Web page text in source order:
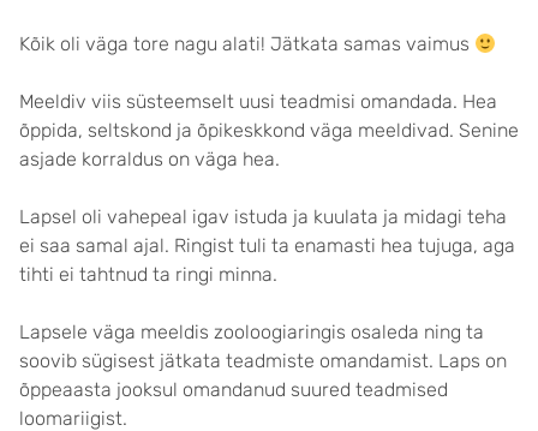
Kõik oli väga tore nagu alati! Jätkata samas vaimus
Meeldiv viis süsteemselt uusi teadmisi omandada. Hea
õppida, seltskond ja õpikeskkond väga meeldivad. Senine
asjade korraldus on väga hea.
Lapsel oli vahepeal igav istuda ja kuulata ja midagi teha
ei saa samal ajal. Ringist tuli ta enamasti hea tujuga, aga
tihti ei tahtnud ta ringi minna.
Lapsele väga meeldis zooloogiaringis osaleda ning ta
soovib sügisest jätkata teadmiste omandamist. Laps on
õppeaasta jooksul omandanud suured teadmised
loomariigist.